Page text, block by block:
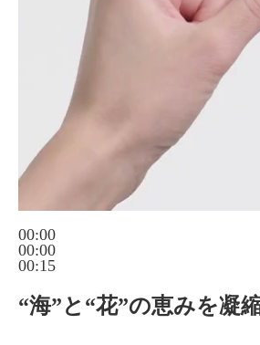
00:00
00:00
00:15
“海”と“花”の恵みを凝